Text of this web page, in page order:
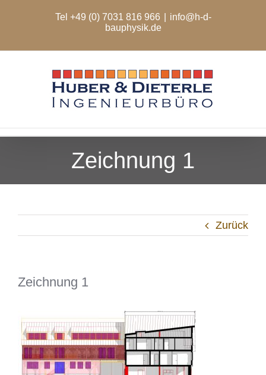
Tel +49 (0) 7031 816 966
info@h-d-
bauphysik.de
Zeichnung 1
Zurück
Zeichnung 1